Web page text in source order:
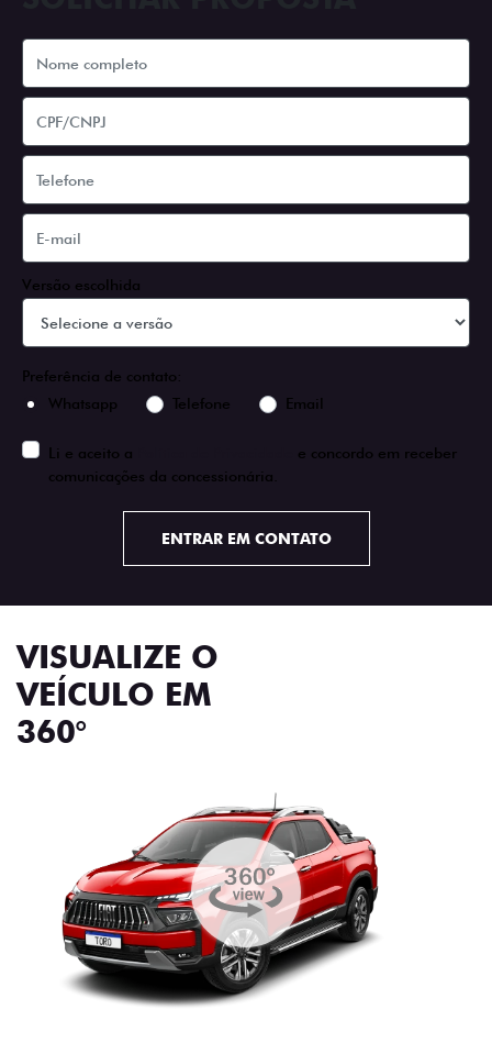
Versão escolhida
Preferência de contato:
Whatsapp
Telefone Email
Li e aceito a
e concordo em receber
comunicações da concessionária.
ENTRAR EM CONTATO
VISUALIZE O
VEÍCULO EM
360°